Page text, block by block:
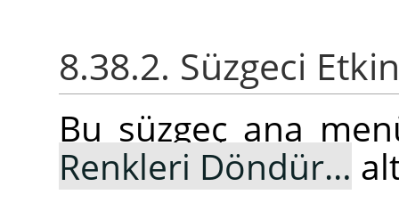
8.38.2. Süzgeci
Bu süzgeç ana
Renkleri Döndür…